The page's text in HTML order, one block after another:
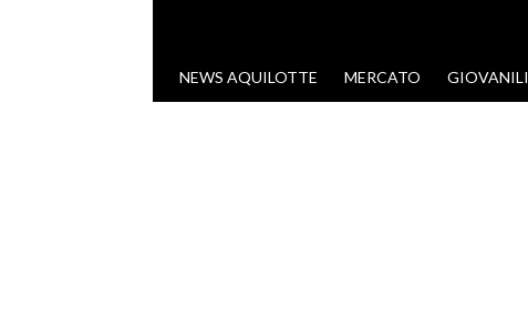
VAI AL CONTENUTO
NEWS AQUILOTTE MERCATO GIOVANILI